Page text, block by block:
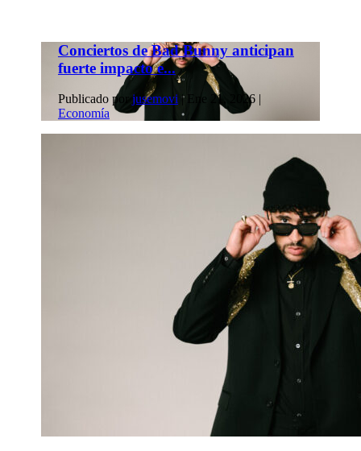
Conciertos de Bad Bunny anticipan
fuerte impacto e...
Publicado por jusemovi| Ene 21, 2026|
Economía